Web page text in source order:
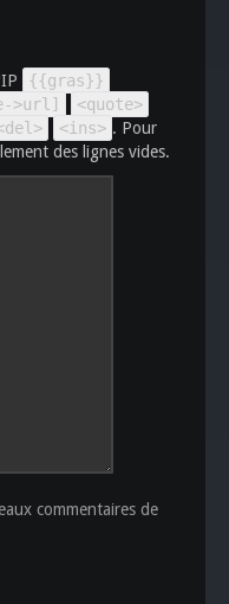
{{gras}}
>url]
<quote>
<ins> . Pour
des lignes vides.
commentaires de